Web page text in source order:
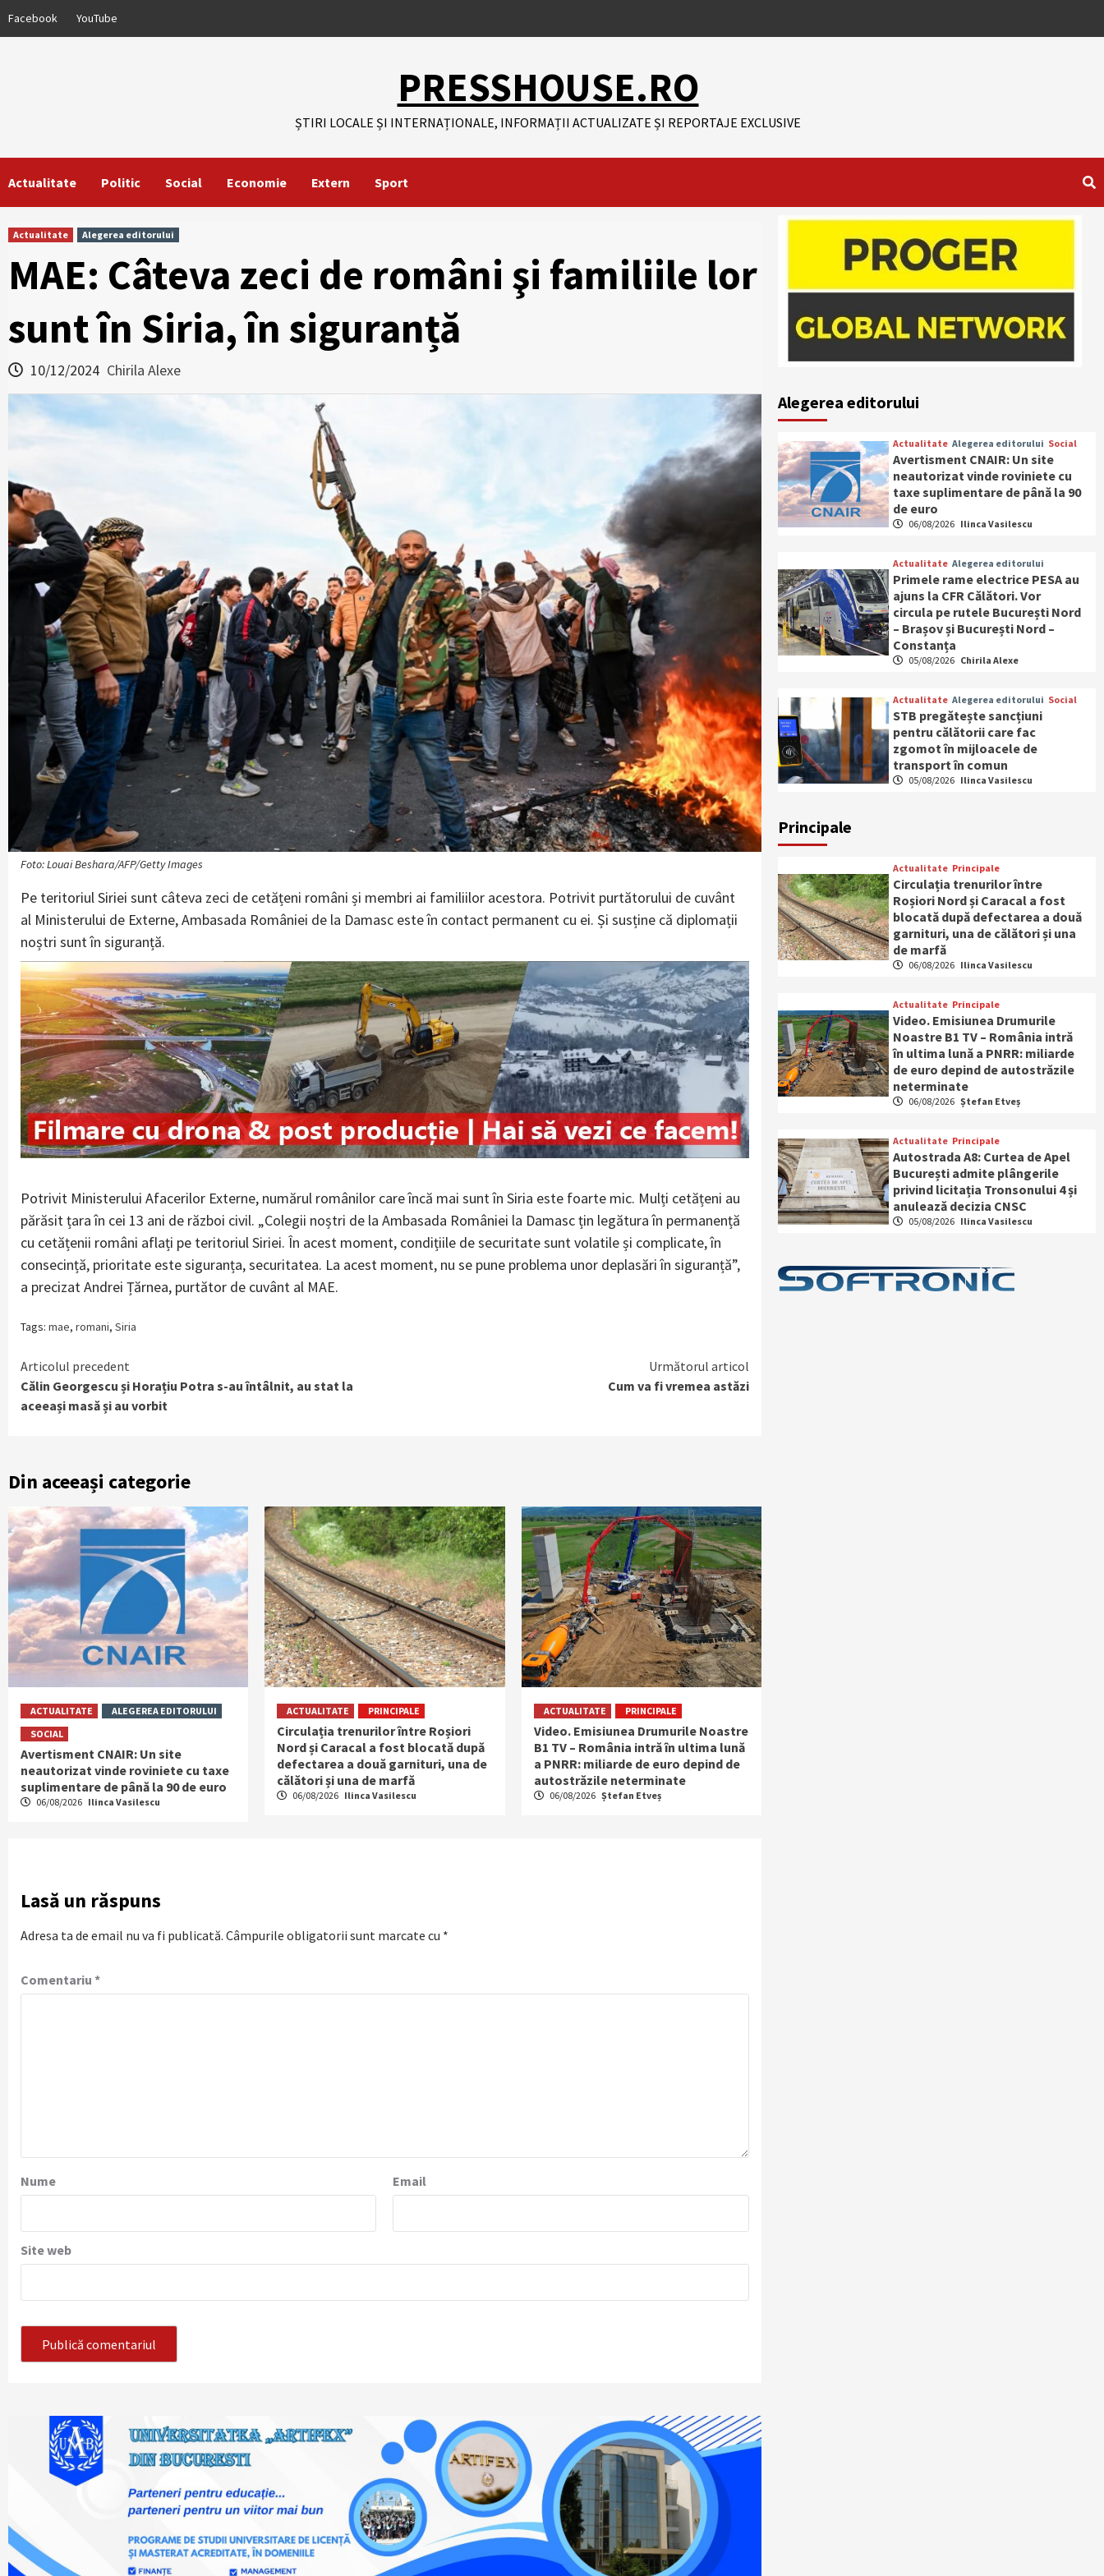
Facebook YouTube
PRESSHOUSE.RO
ȘTIRI LOCALE ȘI INTERNAȚIONALE, INFORMAȚII ACTUALIZATE ȘI REPORTAJE EXCLUSIVE
Actualitate Politic Social Economie Extern Sport
Actualitate Alegerea editorului
MAE: Câteva zeci de români şi familiile lor
sunt în Siria, în siguranță
10/12/2024 Chirila Alexe
Foto: Louai Beshara/AFP/Getty Images
Pe teritoriul Siriei sunt câteva zeci de cetățeni români și membri ai familiilor acestora. Potrivit purtătorului de cuvânt
al Ministerului de Externe, Ambasada României de la Damasc este în contact permanent cu ei. Și susține că diplomații
noștri sunt în siguranță.
Potrivit Ministerului Afacerilor Externe, numărul românilor care încă mai sunt în Siria este foarte mic. Mulți cetățeni au
părăsit țara în cei 13 ani de război civil. „Colegii noștri de la Ambasada României la Damasc țin legătura în permanență
cu cetățenii români aflați pe teritoriul Siriei. În acest moment, condițiile de securitate sunt volatile și complicate, în
consecință, prioritate este siguranța, securitatea. La acest moment, nu se pune problema unor deplasări în siguranță”,
a precizat Andrei Țărnea, purtător de cuvânt al MAE.
Tags: mae, romani, Siria
Continue
Reading
Articolul precedent
Călin Georgescu și Horațiu Potra s-au întâlnit, au stat la
aceeași masă și au vorbit
Următorul articol
Cum va fi vremea astăzi
Din aceeași categorie
ACTUALITATE
ALEGEREA EDITORULUI
SOCIAL
Avertisment CNAIR: Un site
neautorizat vinde roviniete cu taxe
suplimentare de până la 90 de euro
06/08/2026 Ilinca Vasilescu
ACTUALITATE PRINCIPALE
Circulația trenurilor între Roșiori
Nord și Caracal a fost blocată după
defectarea a două garnituri, una de
călători și una de marfă
06/08/2026 Ilinca Vasilescu
ACTUALITATE PRINCIPALE
Video. Emisiunea Drumurile Noastre
B1 TV – România intră în ultima lună
a PNRR: miliarde de euro depind de
autostrăzile neterminate
06/08/2026 Ștefan Etveș
Lasă un răspuns
Adresa ta de email nu va fi publicată. Câmpurile obligatorii sunt marcate cu *
Comentariu *
Nume Email
Site web
Alegerea editorului
Actualitate Alegerea editorului Social
Avertisment CNAIR: Un site
neautorizat vinde roviniete cu
taxe suplimentare de până la 90
de euro
06/08/2026 Ilinca Vasilescu
Actualitate Alegerea editorului
Primele rame electrice PESA au
ajuns la CFR Călători. Vor
circula pe rutele București Nord
– Brașov și București Nord –
Constanța
05/08/2026 Chirila Alexe
Actualitate Alegerea editorului Social
STB pregătește sancțiuni
pentru călătorii care fac
zgomot în mijloacele de
transport în comun
05/08/2026 Ilinca Vasilescu
Principale
Actualitate Principale
Circulația trenurilor între
Roșiori Nord și Caracal a fost
blocată după defectarea a două
garnituri, una de călători și una
de marfă
06/08/2026 Ilinca Vasilescu
Actualitate Principale
Video. Emisiunea Drumurile
Noastre B1 TV – România intră
în ultima lună a PNRR: miliarde
de euro depind de autostrăzile
neterminate
06/08/2026 Ștefan Etveș
Actualitate Principale
Autostrada A8: Curtea de Apel
București admite plângerile
privind licitația Tronsonului 4 și
anulează decizia CNSC
05/08/2026 Ilinca Vasilescu